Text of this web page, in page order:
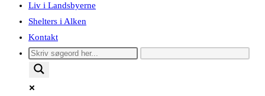
Liv i Landsbyerne
Shelters i Alken
Kontakt